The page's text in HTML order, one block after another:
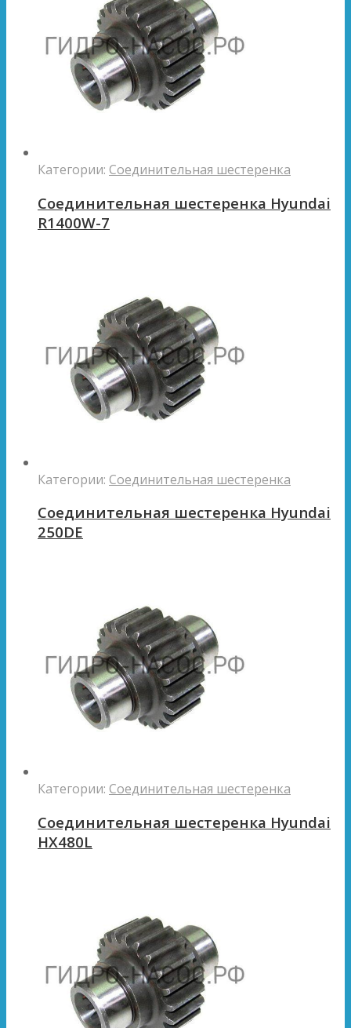
Категории: Соединительная шестеренка
Соединительная шестеренка Hyundai
R1400W-7
Категории: Соединительная шестеренка
Соединительная шестеренка Hyundai
250DE
Категории: Соединительная шестеренка
Соединительная шестеренка Hyundai
HX480L